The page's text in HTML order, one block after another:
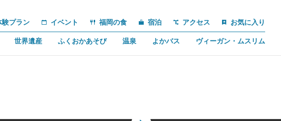
験プラン イベント 福岡の食 宿泊 アクセス お気に入り
世界遺産 ふくおかあそび 温泉 よかバス ヴィーガン・ムスリム